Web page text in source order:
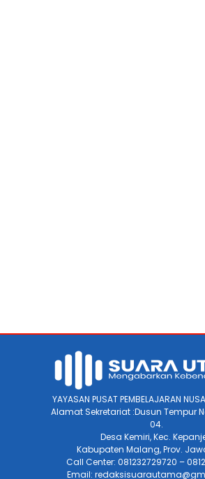
YAYASAN PUSAT PEMBELAJARAN
Alamat Sekretariat :Dusun Tempur
04.
Desa Kemiri, Kec.
Kabupaten Malang, Prov.
Call Center: 081232729720 –
Email: